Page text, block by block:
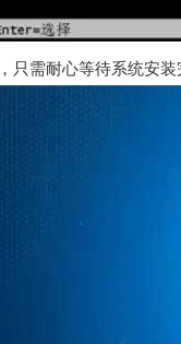
只需耐心等待系统安装